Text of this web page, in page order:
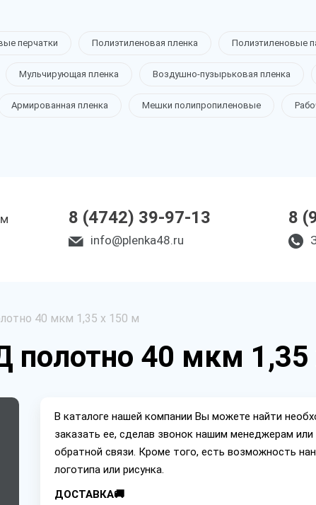
перчатки Полиэтиленовая пленка Полиэтиленовые
Мульчирующая пленка Воздушно-пузырьковая пленка
Армированная пленка Мешки полипропиленовые
8 (4742) 39-97-13
info@plenka48.ru
8
40 мкм 1,35 х 150 м
полотно 40 мкм 1,35
В каталоге нашей компании Вы можете найти
заказать ее, сделав звонок нашим менеджерам
обратной связи. Кроме того, есть возможность
логотипа или рисунка.
ДОСТАВКА🚚